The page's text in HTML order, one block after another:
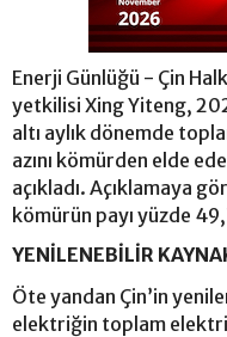
Enerji Günlüğü - Çin
yetkilisi Xing Yiteng,
altı aylık dönemde
azını kömürden elde
açıkladı. Açıklamaya
kömürün payı yüzde
YENİLENEBİLİR
Öte yandan Çin’in
elektriğin toplam